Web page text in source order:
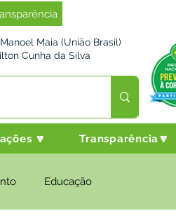
Manoel Maia (União Brasil)
Cunha da Silva
🔽 Transparência🔽
Educação